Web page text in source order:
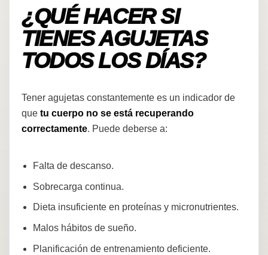
¿QUÉ HACER SI
TIENES AGUJETAS
TODOS LOS DÍAS?
Tener agujetas constantemente es un indicador de
que tu cuerpo no se está recuperando
correctamente. Puede deberse a:
Falta de descanso.
Sobrecarga continua.
Dieta insuficiente en proteínas y micronutrientes.
Malos hábitos de sueño.
Planificación de entrenamiento deficiente.